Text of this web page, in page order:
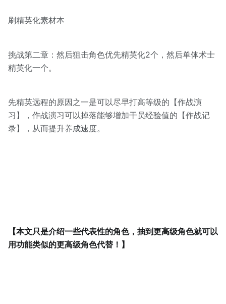
刷精英化素材本
挑战第二章：然后狙击角色优先精英化2个，然后单体术士
精英化一个。
先精英远程的原因之一是可以尽早打高等级的【作战演
习】，作战演习可以掉落能够增加干员经验值的【作战记
录】，从而提升养成速度。
【本文只是介绍一些代表性的角色，抽到更高级角色就可以
用功能类似的更高级角色代替！】